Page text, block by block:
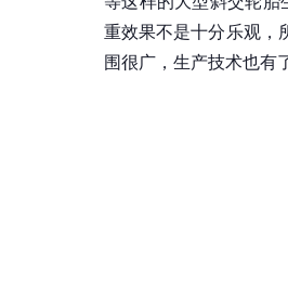
重效果不是十分乐观，
围很广，生产技术也有